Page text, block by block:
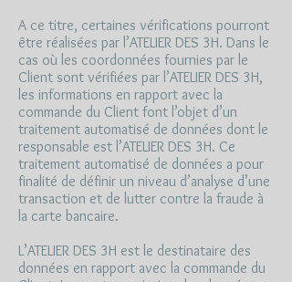
A ce titre, certaines vérifications pourront
être réalisées par l’ATELIER DES 3H. Dans le
cas où les coordonnées fournies par le
Client sont vérifiées par l’ATELIER DES 3H,
les informations en rapport avec la
commande du Client font l’objet d’un
traitement automatisé de données dont le
responsable est l’ATELIER DES 3H. Ce
traitement automatisé de données a pour
finalité de définir un niveau d’analyse d’une
transaction et de lutter contre la fraude à
la carte bancaire.
L’ATELIER DES 3H est le destinataire des
données en rapport avec la commande du